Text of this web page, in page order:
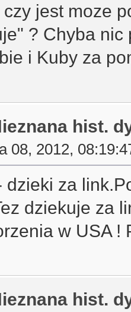
jest moze
? Chyba
i Kuby za
hist.
08, 2012,
dzieki za
dziekuje za
w USA !
hist.